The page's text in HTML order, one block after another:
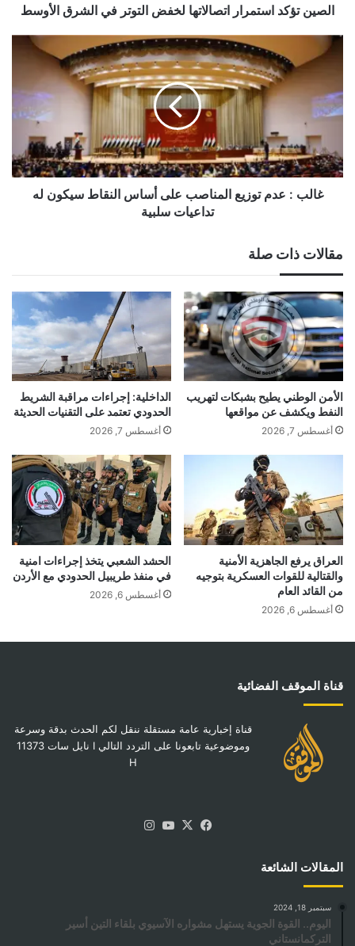
الصين تؤكد استمرار اتصالاتها لخفض التوتر في الشرق الأوسط
غالب
توزيع
المناصب
أساس
النقاط
سيكون
غالب : عدم توزيع المناصب على أساس النقاط سيكون له
تداعيات سلبية
مقالات ذات صلة
الأمن الوطني يطيح بشبكات لتهريب
النفط ويكشف عن مواقعها
أغسطس 7, 2026
الداخلية: إجراءات مراقبة الشريط
الحدودي تعتمد على التقنيات الحديثة
أغسطس 7, 2026
العراق يرفع الجاهزية الأمنية
والقتالية للقوات العسكرية بتوجيه
من القائد العام
أغسطس 6, 2026
الحشد الشعبي يتخذ إجراءات امنية
في منفذ طريبيل الحدودي مع الأردن
أغسطس 6, 2026
قناة الموقف الفضائية
قناة إخبارية عامة مستقلة ننقل لكم الحدث بدقة وسرعة
وموضوعية تابعونا على التردد التالي I نايل سات 11373
H
فيسبوك
‫X
‫YouTube
المقالات الشائعة
سبتمبر 18, 2024
اليوم.. القوة الجوية يستهل مشواره الآسيوي بلقاء التين أسير
التركمانستاني